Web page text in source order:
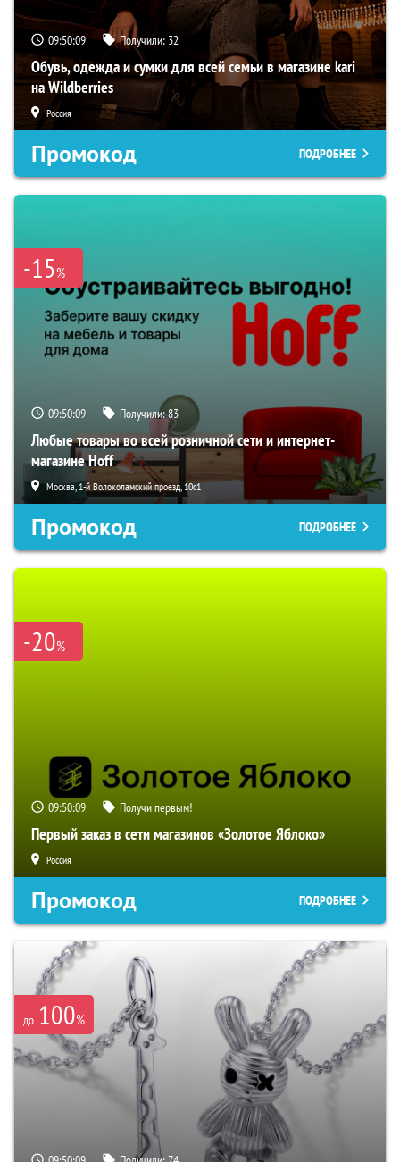
09:50:08 Получили: 32
Обувь, одежда и сумки для всей семьи в магазине kari
на Wildberries
Россия
Промокод ПОДРОБНЕЕ
-15%
09:50:08 Получили:83
Любые товары во всей розничной сети и интернет-
магазине Hoff
Москва, 1-й Волоколамский проезд, 10с1
Промокод ПОДРОБНЕЕ
-20%
09:50:08 Получи первым!
Первый заказ в сети магазинов «Золотое Яблоко»
Россия
Промокод ПОДРОБНЕЕ
до 100%